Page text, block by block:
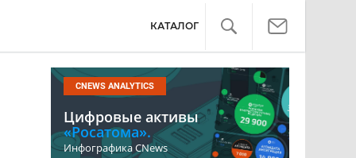
КАТАЛОГ
CNEWS ANALYTICS
Цифровые активы
«Росатома».
Инфографика CNews